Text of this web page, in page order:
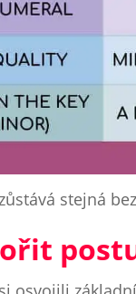
stejná